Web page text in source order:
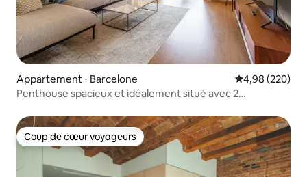
Appartement ⋅ Barcelone Évaluation
4,98 (220)
Penthouse spacieux et idéalement situé avec 2
Coup de cœur voyageurs
Coup de cœur voyageurs